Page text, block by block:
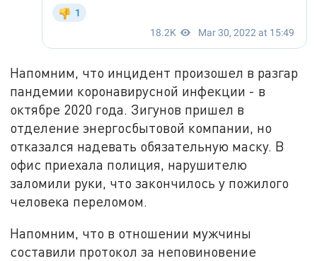
Напомним, что инцидент произошел в разгар
пандемии коронавирусной инфекции - в
октябре 2020 года. Зигунов пришел в
отделение энергосбытовой компании, но
отказался надевать обязательную маску. В
офис приехала полиция, нарушителю
заломили руки, что закончилось у пожилого
человека переломом.
Напомним, что в отношении мужчины
составили протокол за неповиновение